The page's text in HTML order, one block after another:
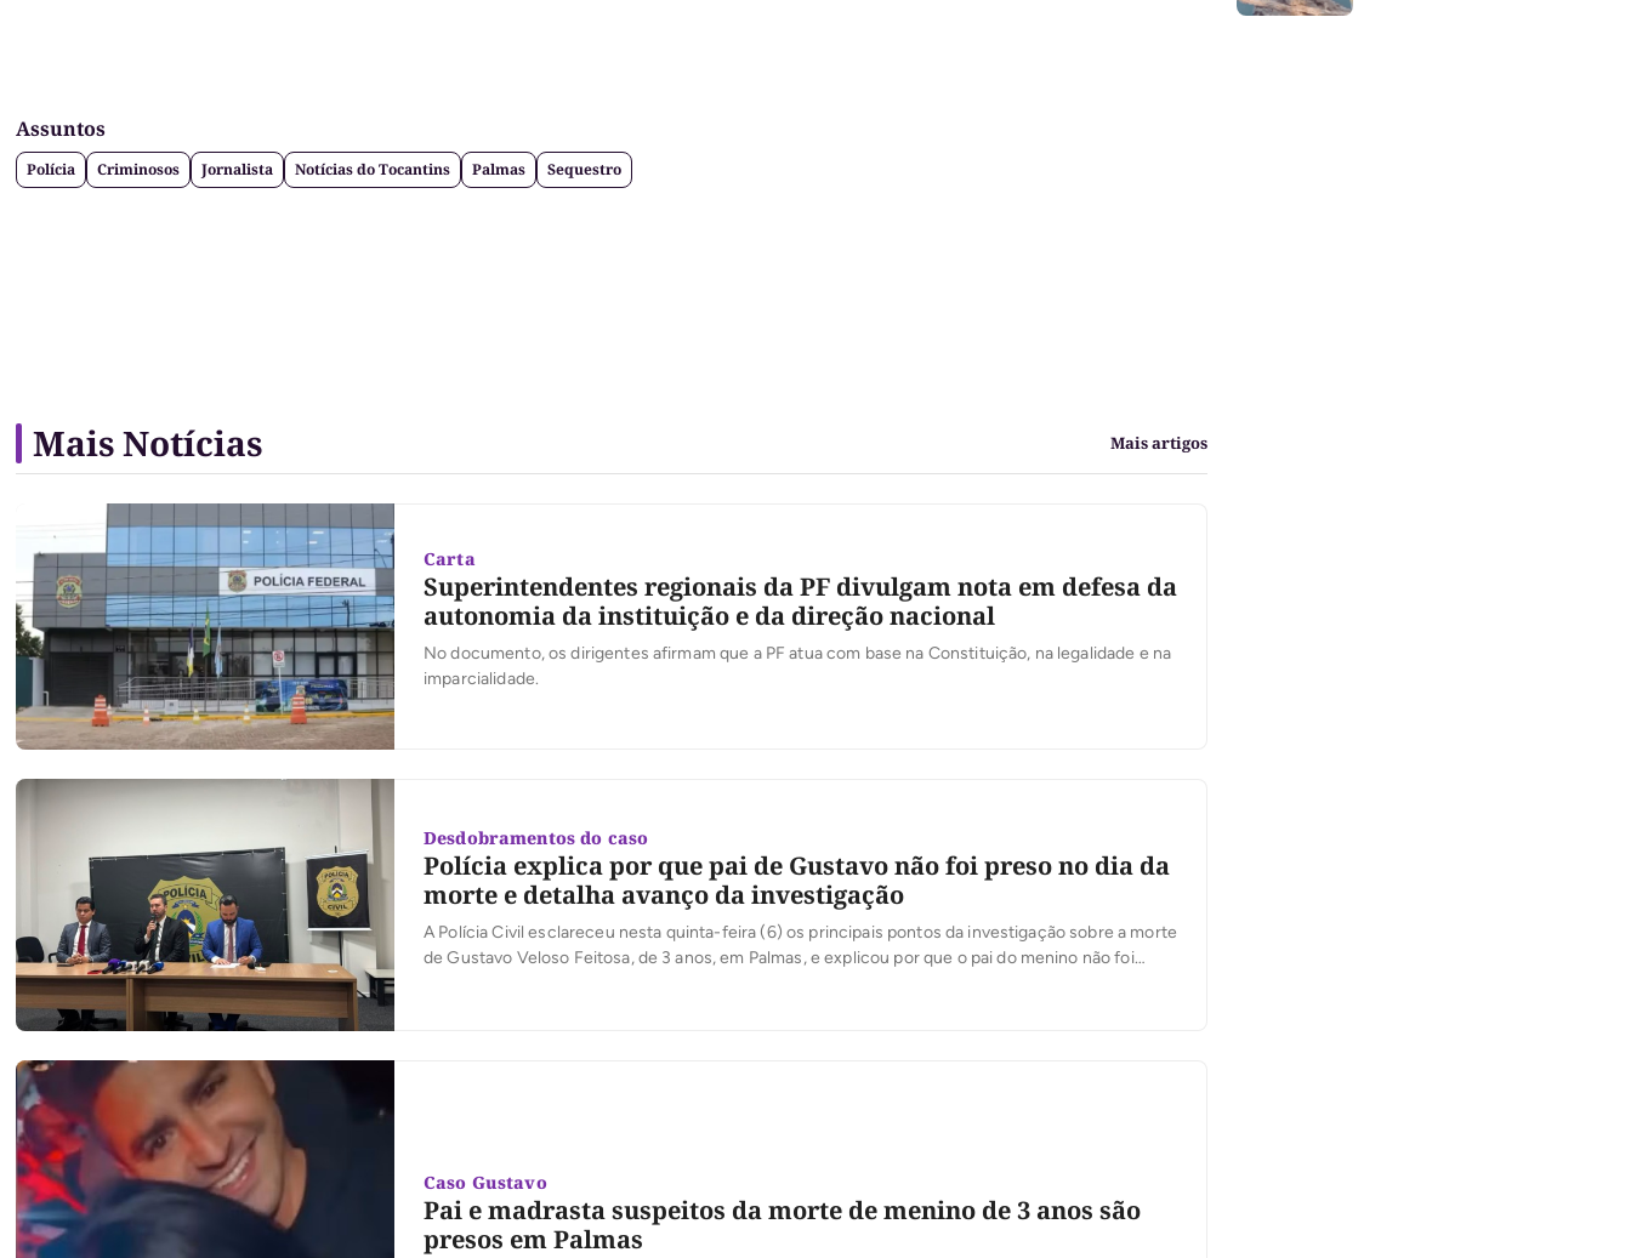
Assuntos
Polícia Criminosos Jornalista Notícias do Tocantins Palmas Sequestro
Mais Notícias Mais artigos
Carta
Superintendentes regionais da PF divulgam nota em defesa da
autonomia da instituição e da direção nacional
No documento, os dirigentes afirmam que a PF atua com base na Constituição, na legalidade e na
imparcialidade.
Desdobramentos do caso
Polícia explica por que pai de Gustavo não foi preso no dia da
morte e detalha avanço da investigação
A Polícia Civil esclareceu nesta quinta-feira (6) os principais pontos da investigação sobre a morte
de Gustavo Veloso Feitosa, de 3 anos, em Palmas, e explicou por que o pai do menino não foi
Caso Gustavo
Pai e madrasta suspeitos da morte de menino de 3 anos são
presos em Palmas